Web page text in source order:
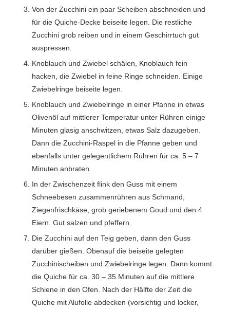
Von der Zucchini ein paar Scheiben abschneiden und
für die Quiche-Decke beiseite legen. Die restliche
Zucchini grob reiben und in einem Geschirrtuch gut
auspressen.
Knoblauch und Zwiebel schälen, Knoblauch fein
hacken, die Zwiebel in feine Ringe schneiden. Einige
Zwiebelringe beiseite legen.
Knoblauch und Zwiebelringe in einer Pfanne in etwas
Olivenöl auf mittlerer Temperatur unter Rühren einige
Minuten glasig anschwitzen, etwas Salz dazugeben.
Dann die Zucchini-Raspel in die Pfanne geben und
ebenfalls unter gelegentlichem Rühren für ca. 5 – 7
Minuten anbraten.
In der Zwischenzeit flink den Guss mit einem
Schneebesen zusammenrühren aus Schmand,
Ziegenfrischkäse, grob geriebenem Goud und den 4
Eiern. Gut salzen und pfeffern.
Die Zucchini auf den Teig geben, dann den Guss
darüber gießen. Obenauf die beiseite gelegten
Zucchinischeiben und Zwiebelringe legen. Dann kommt
die Quiche für ca. 30 – 35 Minuten auf die mittlere
Schiene in den Ofen. Nach der Hälfte der Zeit die
Quiche mit Alufolie abdecken (vorsichtig und locker,